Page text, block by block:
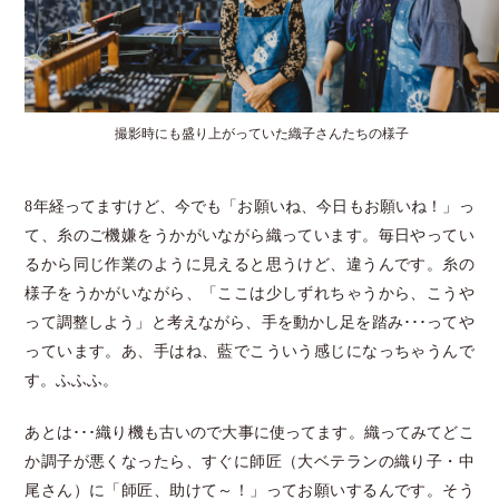
8年経ってますけど、今でも「お願いね、今日もお願いね！」っ
て、糸のご機嫌をうかがいながら織っています。毎日やってい
るから同じ作業のように見えると思うけど、違うんです。糸の
様子をうかがいながら、「ここは少しずれちゃうから、こうや
って調整しよう」と考えながら、手を動かし足を踏み･･･ってや
っています。あ、手はね、藍でこういう感じになっちゃうんで
す。ふふふ。
あとは･･･織り機も古いので大事に使ってます。織ってみてどこ
か調子が悪くなったら、すぐに師匠（大ベテランの織り子・中
尾さん）に「師匠、助けて～！」ってお願いするんです。そう
撮影時にも盛り上がっていた織子さんたちの様子